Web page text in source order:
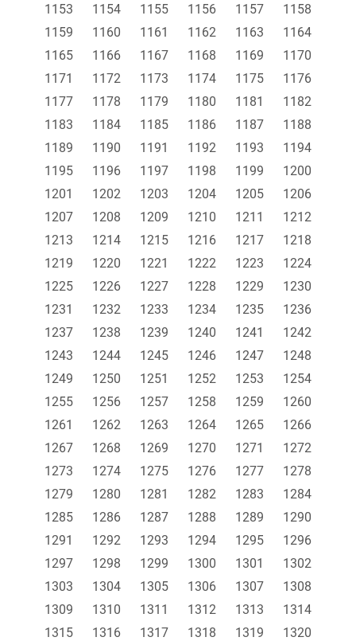
1153 1154 1155 1156 1157
1158
1159
1160 1161 1162 1163
1164
1165
1166 1167 1168 1169
1170
1171
1172 1173 1174 1175
1176
1177
1178 1179 1180 1181
1182
1183
1184 1185 1186 1187
1188
1189
1190 1191 1192 1193
1194
1195
1196 1197 1198 1199
1200
1201
1202 1203 1204 1205
1206
1207
1208 1209 1210 1211
1212
1213
1214 1215 1216 1217
1218
1219
1220 1221 1222 1223
1224
1225
1226 1227 1228 1229
1230
1231
1232 1233 1234 1235
1236
1237
1238 1239 1240 1241
1242
1243
1244 1245 1246 1247
1248
1249
1250 1251 1252 1253
1254
1255
1256 1257 1258 1259
1260
1261
1262 1263 1264 1265
1266
1267
1268 1269 1270 1271
1272
1273
1274 1275 1276 1277
1278
1279
1280 1281 1282 1283
1284
1285
1286 1287 1288 1289
1290
1291
1292 1293 1294 1295
1296
1297
1298 1299 1300 1301
1302
1303
1304 1305 1306 1307
1308
1309
1310 1311 1312 1313
1314
1315
1316 1317 1318 1319
1320